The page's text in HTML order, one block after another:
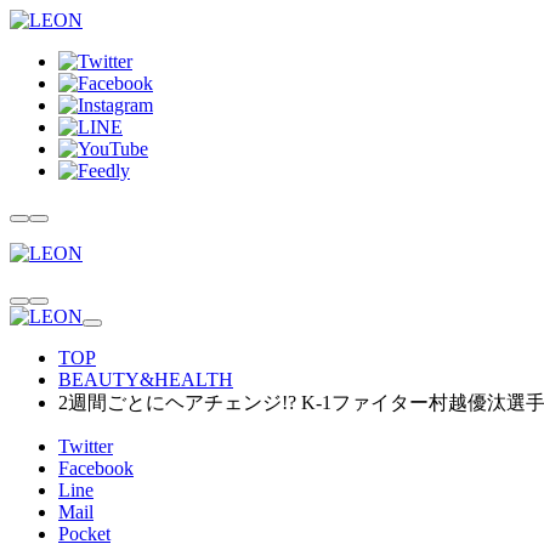
TOP
BEAUTY&HEALTH
2週間ごとにヘアチェンジ!? K-1ファイター村越優汰選
Twitter
Facebook
Line
Mail
Pocket